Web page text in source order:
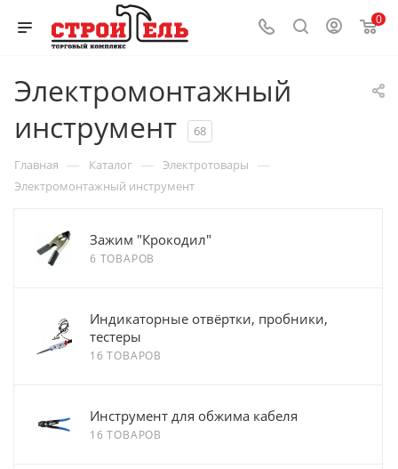
0
Электромонтажный
инструмент
68
Главная — Каталог — Электротовары —
Электромонтажный инструмент
Зажим "Крокодил"
6 ТОВАРОВ
Индикаторные отвёртки, пробники,
тестеры
16 ТОВАРОВ
Инструмент для обжима кабеля
16 ТОВАРОВ